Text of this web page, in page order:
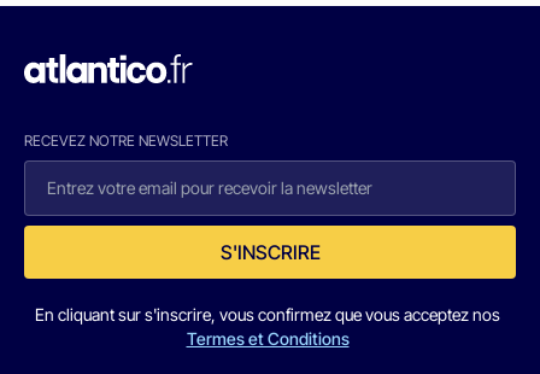
RECEVEZ NOTRE NEWSLETTER
S'INSCRIRE
En cliquant sur s'inscrire, vous confirmez que vous acceptez nos
Termes et Conditions